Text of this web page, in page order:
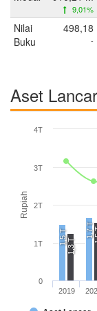
9,01%
Nilai
Buku
498,18
-
Aset
Rupiah
1,5 T 1,7 T
1,3 T
2019
0
1T
2T
3T
4T